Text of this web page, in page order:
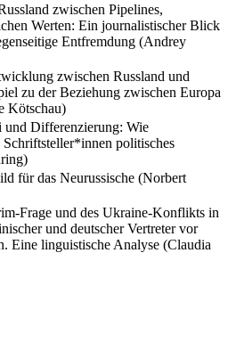
zwischen Pipelines,
Werten: Ein journalistischer Blick
Entfremdung (Andrey
zwischen Russland und
zu der Beziehung zwischen Europa
Kötschau)
und Differenzierung: Wie
Schriftsteller*innen politisches
für das Neurussische (Norbert
Frage und des Ukraine-Konflikts in
und deutscher Vertreter vor
Eine linguistische Analyse (Claudia